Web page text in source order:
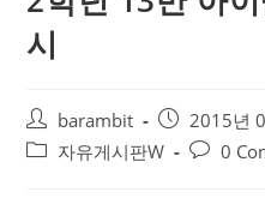
시
Post
author:
barambit
Post
published:
2015년
Post자유게시판W
Post0